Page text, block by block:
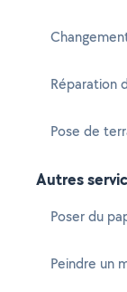
Réparation
Pose de
Autres
Poser du
Peindre un